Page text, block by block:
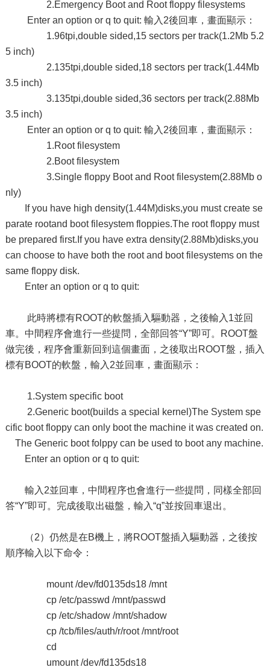
2.Emergency Boot and Root floppy filesystems
Enter an option or q to quit: 輸入2後回車，畫面顯示：
1.96tpi,double sided,15 sectors per track(1.2Mb 5.2
5 inch)
2.135tpi,double sided,18 sectors per track(1.44Mb
3.5 inch)
3.135tpi,double sided,36 sectors per track(2.88Mb
3.5 inch)
Enter an option or q to quit: 輸入2後回車，畫面顯示：
1.Root filesystem
2.Boot filesystem
3.Single floppy Boot and Root filesystem(2.88Mb o
nly)
If you have high density(1.44M)disks,you must create se
parate rootand boot filesystem floppies.The root floppy must
be prepared first.If you have extra density(2.88Mb)disks,you
can choose to have both the root and boot filesystems on the
same floppy disk.
Enter an option or q to quit:
此時將標有ROOT的軟盤插入驅動器，之後輸入1並回
車。中間程序會進行一些提問，全部回答“Y”即可。ROOT盤
做完後，程序會重新回到這個畫面，之後取出ROOT盤，插入
標有BOOT的軟盤，輸入2並回車，畫面顯示：
1.System specific boot
2.Generic boot(builds a special kernel)The System spe
cific boot floppy can only boot the machine it was created on.
The Generic boot folppy can be used to boot any machine.
Enter an option or q to quit:
輸入2並回車，中間程序也會進行一些提問，同樣全部回
答“Y”即可。完成後取出磁盤，輸入“q”並按回車退出。
（2）仍然是在B機上，將ROOT盤插入驅動器，之後按
順序輸入以下命令：
mount /dev/fd0135ds18 /mnt
cp /etc/passwd /mnt/passwd
cp /etc/shadow /mnt/shadow
cp /tcb/files/auth/r/root /mnt/root
cd
umount /dev/fd135ds18